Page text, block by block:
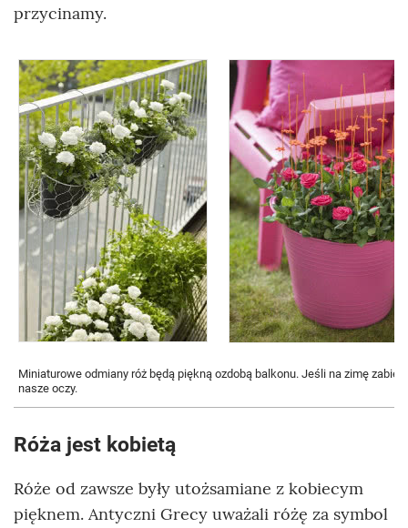
przycinamy.
Miniaturowe odmiany róż będą piękną ozdobą balkonu. Jeśli na zimę
nasze oczy.
Róża jest kobietą
Róże od zawsze były utożsamiane z kobiecym
pięknem. Antyczni Grecy uważali różę za symbol